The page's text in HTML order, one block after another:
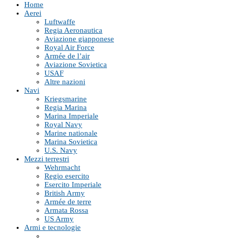
Home
Aerei
Luftwaffe
Regia Aeronautica
Aviazione giapponese
Royal Air Force
Armée de l’air
Aviazione Sovietica
USAF
Altre nazioni
Navi
Kriegsmarine
Regia Marina
Marina Imperiale
Royal Navy
Marine nationale
Marina Sovietica
U.S. Navy
Mezzi terrestri
Wehrmacht
Regio esercito
Esercito Imperiale
British Army
Armée de terre
Armata Rossa
US Army
Armi e tecnologie